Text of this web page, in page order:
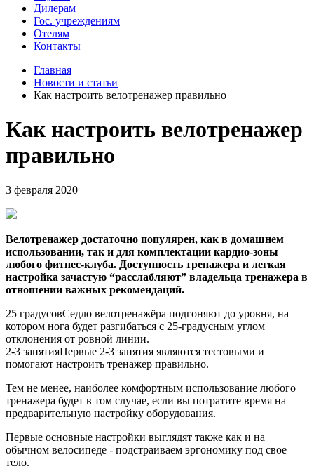
Дилерам
Гос. учреждениям
Отелям
Контакты
Главная
Новости и статьи
Как настроить велотренажер правильно
Как настроить велотренажер
правильно
3 февраля 2020
Велотренажер достаточно популярен, как в домашнем
использовании, так и для комплектации кардио-зоны
любого фитнес-клуба. Доступность тренажера и легкая
настройка зачастую “расслабляют” владельца тренажера в
отношении важных рекомендаций.
25 градусовСедло велотренажёра подгоняют до уровня, на
котором нога будет разгибаться с 25-градусным углом
отклонения от ровной линии.
2-3 занятияПервые 2-3 занятия являются тестовыми и
помогают настроить тренажер правильно.
Тем не менее, наиболее комфортным использование любого
тренажера будет в том случае, если вы потратите время на
предварительную настройку оборудования.
Первые основные настройки выглядят также как и на
обычном велосипеде - подстраиваем эргономику под свое
тело.